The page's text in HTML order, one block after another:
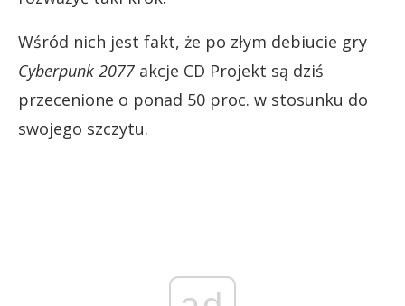
Wśród nich jest fakt, że po złym debiucie gry
Cyberpunk 2077 akcje CD Projekt są dziś
przecenione o ponad 50 proc. w stosunku do
swojego szczytu.